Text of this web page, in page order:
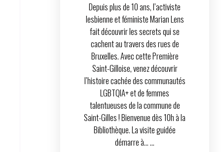
Depuis plus de 10 ans, l’activiste
lesbienne et féministe Marian Lens
fait découvrir les secrets qui se
cachent au travers des rues de
Bruxelles. Avec cette Première
Saint-Gilloise, venez découvrir
l’histoire cachée des communautés
LGBTQIA+ et de femmes
talentueuses de la commune de
Saint-Gilles ! Bienvenue dès 10h à la
Bibliothèque. La visite guidée
démarre à… ...